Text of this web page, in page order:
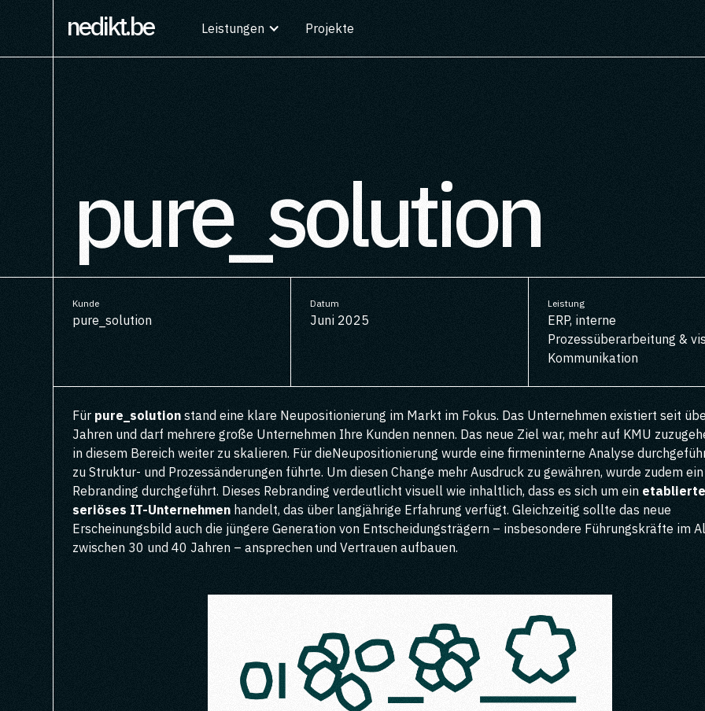
nedikt Leistungen Projekte
pure_solution
Kunde
pure_solution
Datum
Juni 2025
Leistung
ERP, interne
Prozessüberarbeitung &
Kommunikation
Für pure_solution stand eine klare Neupositionierung im Markt im Fokus. Das Unternehmen existiert seit
Jahren und darf mehrere große Unternehmen Ihre Kunden nennen. Das neue Ziel war, mehr auf KMU
in diesem Bereich weiter zu skalieren. Für dieNeupositionierung wurde eine firmeninterne Analyse
zu Struktur- und Prozessänderungen führte. Um diesen Change mehr Ausdruck zu gewähren, wurde zudem ein
Rebranding durchgeführt. Dieses Rebranding verdeutlicht visuell wie inhaltlich, dass es sich um ein
seriöses IT-Unternehmen handelt, das über langjährige Erfahrung verfügt. Gleichzeitig sollte das neue
Erscheinungsbild auch die jüngere Generation von Entscheidungsträgern – insbesondere Führungskräfte im
zwischen 30 und 40 Jahren – ansprechen und Vertrauen aufbauen.